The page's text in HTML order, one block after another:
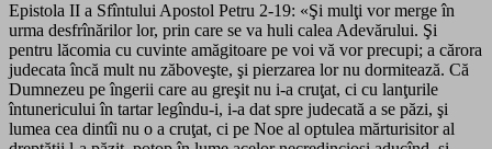
Epistola II a Sfîntului Apostol Petru 2-19: «Şi mulţi vor merge în
urma desfrînărilor lor, prin care se va huli calea Adevărului. Şi
pentru lăcomia cu cuvinte amăgitoare pe voi vă vor precupi; a cărora
judecata încă mult nu zăboveşte, şi pierzarea lor nu dormitează. Că
Dumnezeu pe îngerii care au greşit nu i-a cruţat, ci cu lanţurile
întunericului în tartar legîndu-i, i-a dat spre judecată a se păzi, şi
lumea cea dintîi nu o a cruţat, ci pe Noe al optulea mărturisitor al